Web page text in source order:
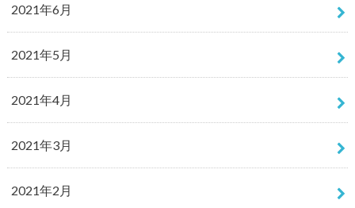
2021年6月
2021年5月
2021年4月
2021年3月
2021年2月